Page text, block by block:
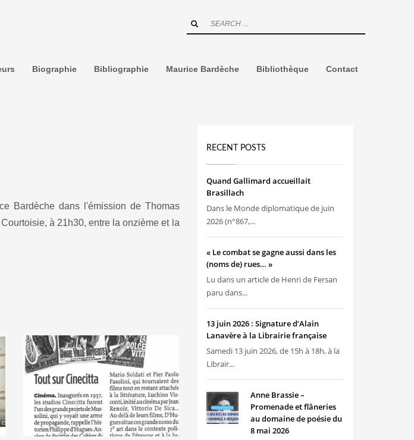
Biographie Bibliographie Maurice Bardèche Bibliothèque Contact
Bardèche dans l'émission de Thomas
à 21h30, entre la onzième et la
RECENT POSTS
Quand Gallimard accueillait
Brasillach
Dans le Monde diplomatique de juin
2026 (n°867,...
« Le combat se gagne aussi dans les
(noms de) rues… »
Lu dans un article de Henri de Fersan
paru dans...
13 juin 2026 : Signature d’Alain
Lanavère à la Librairie française
Samedi 13 juin 2026, de 15h à 18h, à la
Librair...
Anne Brassie –
Promenade et flâneries
au domaine de poésie du
8 mai 2026